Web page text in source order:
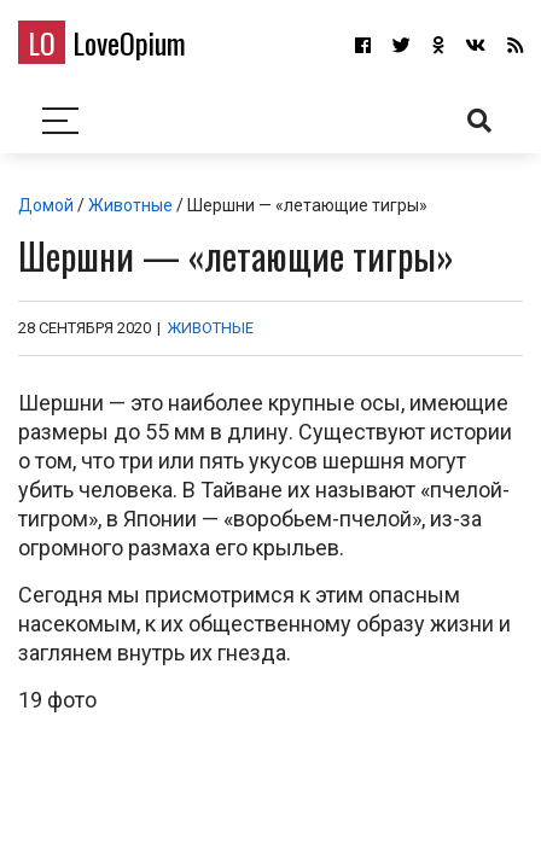
LO LoveOpium
Домой /Животные / Шершни — «летающие тигры»
Шершни — «летающие тигры»
28 СЕНТЯБРЯ 2020 | ЖИВОТНЫЕ
Шершни — это наиболее крупные осы, имеющие
размеры до 55 мм в длину. Существуют истории
о том, что три или пять укусов шершня могут
убить человека. В Тайване их называют «пчелой-
тигром», в Японии — «воробьем-пчелой», из-за
огромного размаха его крыльев.
Сегодня мы присмотримся к этим опасным
насекомым, к их общественному образу жизни и
заглянем внутрь их гнезда.
19 фото